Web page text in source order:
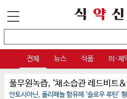
전체 뉴스 식품 의·제
풀무원녹즙, ‘채소습관 레드비트&
안토시아닌, 폴리페놀 함유해 ‘슬로우 루틴’